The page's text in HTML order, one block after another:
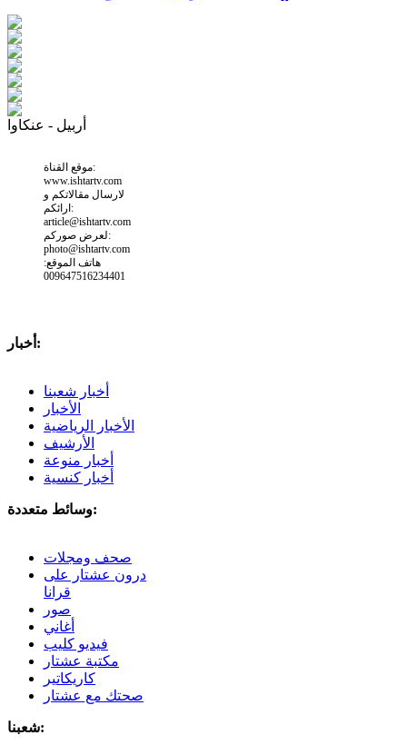
أربيل - عنكاوا
موقع القناة:
www.ishtartv.com
لارسال مقالاتكم و
ارائكم:
article@ishtartv.com
لعرض صوركم:
photo@ishtartv.com
هاتف الموقع:
009647516234401
أخبار:
أخبار شعبنا
الأخبار
الأخبار الرياضية
الأرشيف
أخبار منوعة
أخبار كنسية
وسائط متعددة:
صحف ومجلات
درون عشتار على
قرانا
صور
أغاني
فيديو كليب
مكتبة عشتار
كاريكاتير
صحتك مع عشتار
شعبنا: